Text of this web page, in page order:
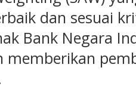
dan sesuai
Bank Negara
memberikan